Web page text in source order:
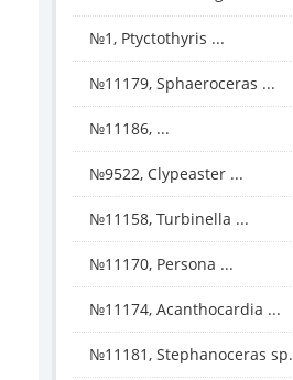
№1, Ptyctothyris ...
№11179, Sphaeroceras ...
№11186, ...
№9522, Clypeaster ...
№11158, Turbinella ...
№11170, Persona ...
№11174, Acanthocardia ...
№11181, Stephanoceras sp.